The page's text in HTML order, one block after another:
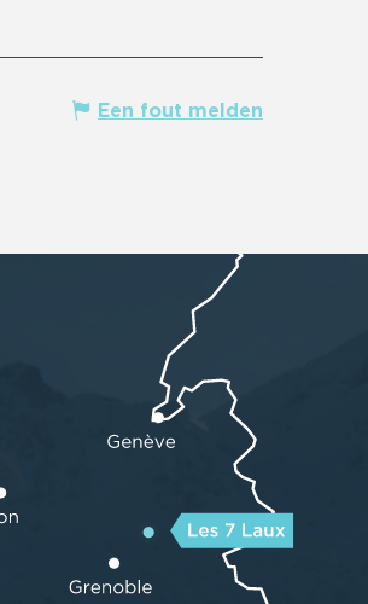
Een fout melden